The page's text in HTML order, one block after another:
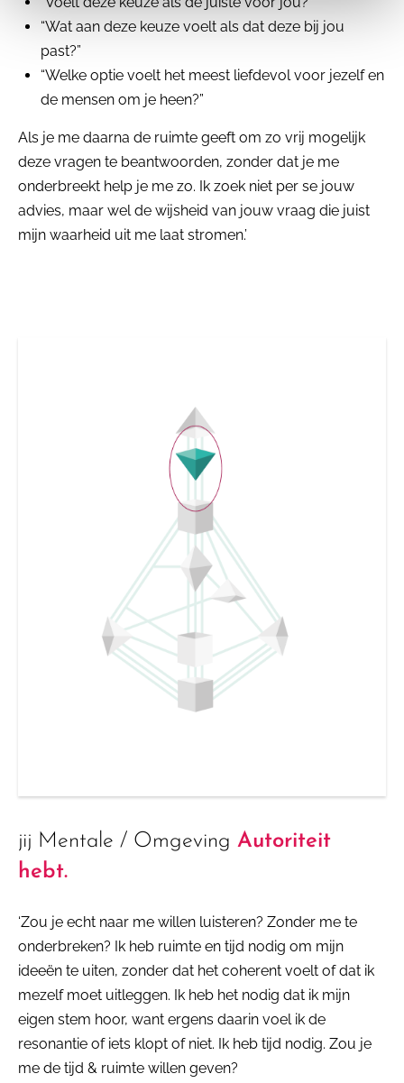
“Wat aan deze keuze voelt als dat deze bij jou
past?”
“Welke optie voelt het meest liefdevol voor jezelf en
de mensen om je heen?”
Als je me daarna de ruimte geeft om zo vrij mogelijk
deze vragen te beantwoorden, zonder dat je me
onderbreekt help je me zo. Ik zoek niet per se jouw
advies, maar wel de wijsheid van jouw vraag die juist
mijn waarheid uit me laat stromen.’
jij Mentale / Omgeving Autoriteit
hebt.
‘Zou je echt naar me willen luisteren? Zonder me te
onderbreken? Ik heb ruimte en tijd nodig om mijn
ideeën te uiten, zonder dat het coherent voelt of dat ik
mezelf moet uitleggen. Ik heb het nodig dat ik mijn
eigen stem hoor, want ergens daarin voel ik de
resonantie of iets klopt of niet. Ik heb tijd nodig. Zou je
me de tijd & ruimte willen geven?